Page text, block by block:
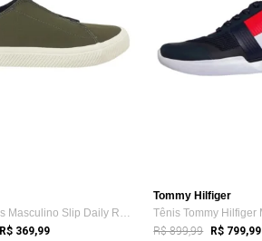
Tênis Aramis Masculino Slip Daily Rain S...
R$ 369,99
Tommy Hilfiger
R$ 899,99 R$ 799,99